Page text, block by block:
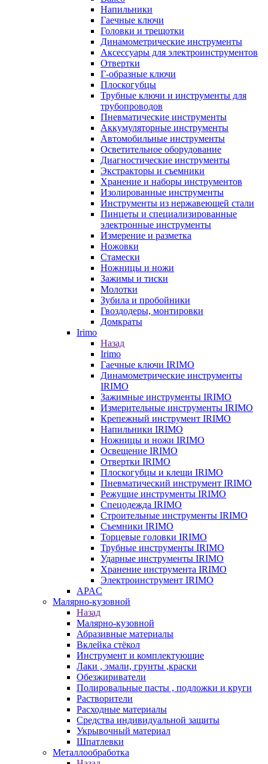
Напильники
Гаечные ключи
Головки и трещотки
Динамометрические инструменты
Аксессуары для электроинструментов
Отвертки
Г-образные ключи
Плоскогубцы
Трубные ключи и инструменты для
трубопроводов
Пневматические инструменты
Аккумуляторные инструменты
Автомобильные инструменты
Осветительное оборудование
Диагностические инструменты
Экстракторы и съемники
Хранение и наборы инструментов
Изолированные инструменты
Инструменты из нержавеющей стали
Пинцеты и специализированные
электронные инструменты
Измерение и разметка
Ножовки
Стамески
Ножницы и ножи
Зажимы и тиски
Молотки
Зубила и пробойники
Гвоздодеры, монтировки
Домкраты
Irimo
Назад
Irimo
Гаечные ключи IRIMO
Динамометрические инструменты
IRIMO
Зажимные инструменты IRIMO
Измерительные инструменты IRIMO
Крепежный инструмент IRIMO
Напильники IRIMO
Ножницы и ножи IRIMO
Освещение IRIMO
Отвертки IRIMO
Плоскогубцы и клещи IRIMO
Пневматический инструмент IRIMO
Режущие инструменты IRIMO
Спецодежда IRIMO
Строительные инструменты IRIMO
Съемники IRIMO
Торцевые головки IRIMO
Трубные инструменты IRIMO
Ударные инструменты IRIMO
Хранение инструмента IRIMO
Электроинструмент IRIMO
APAC
Малярно-кузовной
Назад
Малярно-кузовной
Абразивные материалы
Вклейка стёкол
Инструмент и комплектующие
Лаки , эмали, грунты ,краски
Обезжириватели
Полировальные пасты , подложки и круги
Растворители
Расходные материалы
Средства индивидуальной защиты
Укрывочный материал
Шпатлевки
Металлообработка